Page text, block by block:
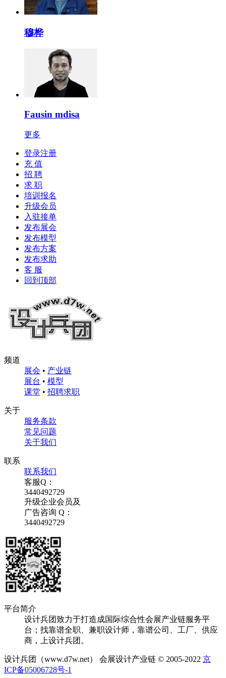
穆桦
Fausin mdisa
更多
登录注册
充 值
招 聘
求 职
培训报名
升级会员
入驻接单
发布展会
发布模型
发布方案
发布求助
客 服
回到顶部
频道
展会 • 产业链
展台 • 模型
课堂 • 招聘求职
关于
服务条款
常见问题
关于我们
联系
联系我们
客服Q：
3440492729
升级企业会员及
广告咨询 Q：
3440492729
平台简介
设计兵团致力于打造成国际综合性会展产业链服务平
台；找靠谱全职、兼职设计师，靠谱公司、工厂、供应
商，上设计兵团。
设计兵团（www.d7w.net） 会展设计产业链 © 2005-2022 京
ICP备05006728号-1